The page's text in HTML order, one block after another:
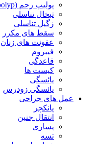
پولیپ رحم (polyp)
تبخال تناسلی
زگیل تناسلی
سقط های مکرر
عفونت های زنان
فیبروم
قاعدگی
کیست ها
یائسگی
یائسگی زودرس
عمل های جراحی
پانکچر
انتقال جنین
پساری
تسه